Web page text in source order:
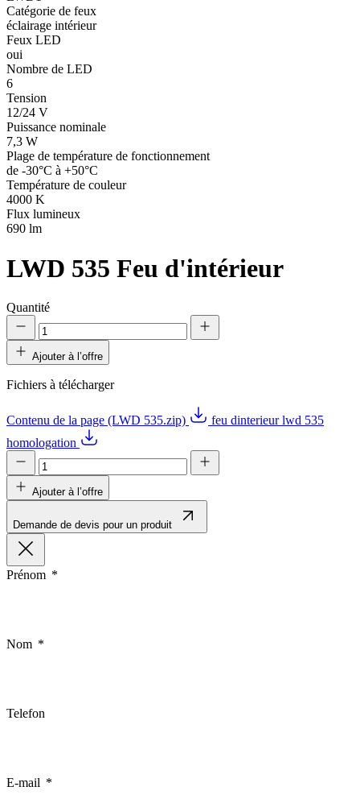
Catégorie de feux
éclairage intérieur
Feux LED
oui
Nombre de LED
6
Tension
12/24 V
Puissance nominale
7,3 W
Plage de température de fonctionnement
de -30°C à +50°C
Température de couleur
4000 K
Flux lumineux
690 lm
LWD 535 Feu d'intérieur
Quantité
Ajouter à l’offre
Fichiers à télécharger
Contenu de la page (LWD 535.zip)
feu dinterieur lwd 535
homologation
Ajouter à l’offre
Demande de devis pour un produit
Prénom
Nom
Telefon
E-mail